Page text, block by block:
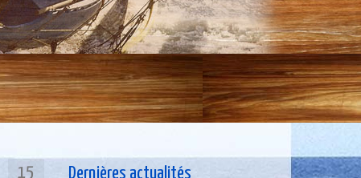
15 Dernières actualités